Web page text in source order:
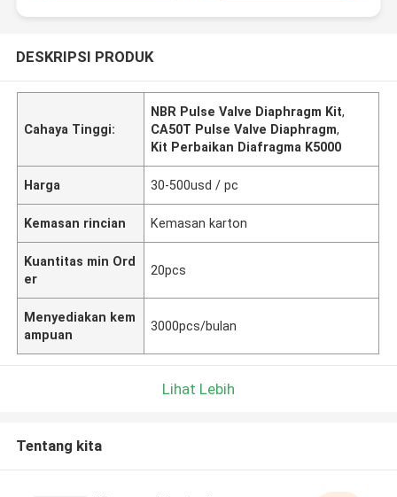
DESKRIPSI PRODUK
Cahaya Tinggi:
NBR Pulse Valve Diaphragm Kit,
CA50T Pulse Valve Diaphragm,
Kit Perbaikan Diafragma K5000
Harga 30-500usd / pc
Kemasan rincian Kemasan karton
Kuantitas min Ord
er
20pcs
Menyediakan kem
ampuan
3000pcs/bulan
Lihat Lebih
Tentang kita